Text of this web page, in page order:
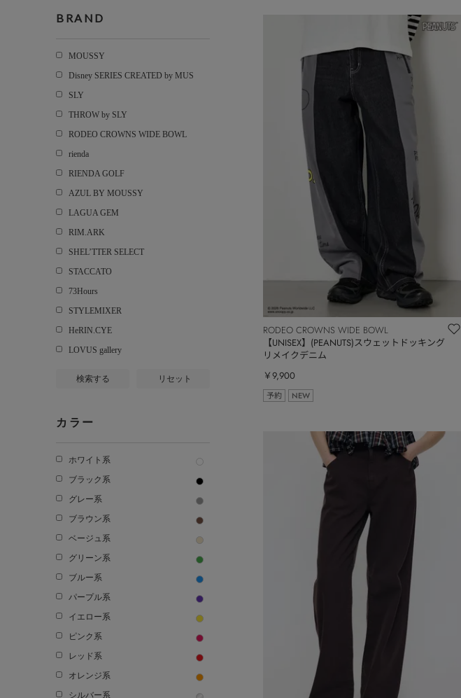
BRAND
MOUSSY
Disney SERIES CREATED by MUS
SLY
THROW by SLY
RODEO CROWNS WIDE BOWL
rienda
RIENDA GOLF
AZUL BY MOUSSY
LAGUA GEM
RIM.ARK
SHEL’TTER SELECT
STACCATO
73Hours
STYLEMIXER
HeRIN.CYE
LOVUS gallery
検索する リセット
カラー
ホワイト系
ブラック系
グレー系
ブラウン系
ベージュ系
グリーン系
ブルー系
パープル系
イエロー系
ピンク系
レッド系
オレンジ系
シルバー系
RODEO CROWNS WIDE BOWL
【UNISEX】(PEANUTS)スウェットドッキング
リメイクデニム
￥9,900
予約 NEW